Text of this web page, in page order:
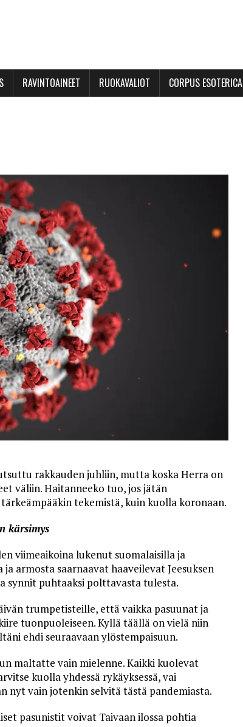
RAVINTOAINEET RUOKAVALIOT CORPUS ESOTERICA
rakkauden juhliin, mutta koska Herra on
väliin. Haitanneeko tuo, jos jätän
tekemistä, kuin kuolla koronaan.
kärsimys
viimeaikoina lukenut suomalaisilla ja
armosta saarnaavat haaveilevat Jeesuksen
synnit puhtaaksi polttavasta tulesta.
trumpetisteille, että vaikka pasuunat ja
tuonpuoleiseen. Kyllä täällä on vielä niin
ehdi seuraavaan ylöstempaisuun.
maltatte vain mielenne. Kaikki kuolevat
kuolla yhdessä rykäyksessä, vai
nyt vain jotenkin selvitä tästä pandemiasta.
pasunistit voivat Taivaan ilossa pohtia